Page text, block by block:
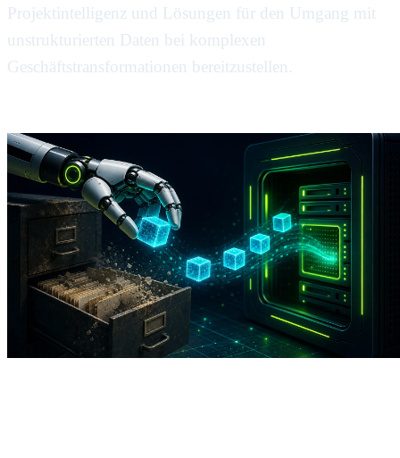
Projektintelligenz und Lösungen für den Umgang mit
unstrukturierten Daten bei komplexen
Geschäftstransformationen bereitzustellen.